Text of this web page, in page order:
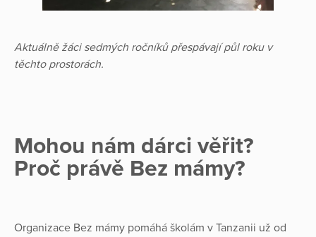
Aktuálně žáci sedmých ročníků přespávají půl roku v
těchto prostorách.
Mohou nám dárci věřit?
Proč právě Bez mámy?
Organizace Bez mámy pomáhá školám v Tanzanii už od